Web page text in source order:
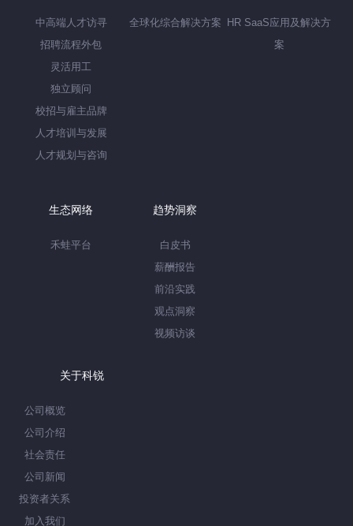
中高端人才访寻
招聘流程外包
灵活用工
独立顾问
校招与雇主品牌
人才培训与发展
人才规划与咨询
全球化综合解决方案
HR SaaS应用及解决方
案
生态网络
禾蛙平台
趋势洞察
白皮书
薪酬报告
前沿实践
观点洞察
视频访谈
关于科锐
公司概览
公司介绍
社会责任
公司新闻
投资者关系
加入我们